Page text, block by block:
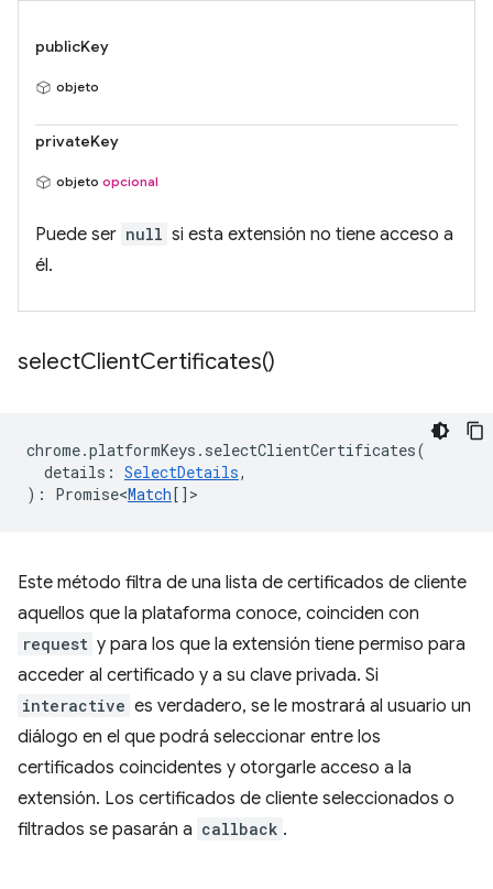
publicKey
objeto
privateKey
objeto opcional
Puede ser null si esta extensión no tiene acceso a
él.
selectClientCertificates()
chrome.platformKeys . selectClientCertificates(
details : SelectDetails,
) : Promise<Match[] >
Este método filtra de una lista de certificados de cliente
aquellos que la plataforma conoce, coinciden con
request y para los que la extensión tiene permiso para
acceder al certificado y a su clave privada. Si
interactive es verdadero, se le mostrará al usuario un
diálogo en el que podrá seleccionar entre los
certificados coincidentes y otorgarle acceso a la
extensión. Los certificados de cliente seleccionados o
filtrados se pasarán a callback .